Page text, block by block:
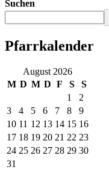
Suchen
Pfarrkalender
August 2026
M D M D F S
S
1
2
3
4 5 6 7 8
9
10 11 12 13 14 15 16
17 18 19 20 21 22 23
24 25 26 27 28 29 30
31